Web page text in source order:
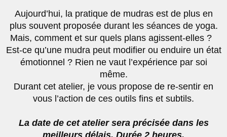
Aujourd’hui, la pratique de mudras est de plus en
plus souvent proposée durant les séances de yoga.
Mais, comment et sur quels plans agissent-elles ?
Est-ce qu’une mudra peut modifier ou enduire un état
émotionnel ? Rien ne vaut l’expérience par soi
même.
Durant cet atelier, je vous propose de re-sentir en
vous l’action de ces outils fins et subtils.
La date de cet atelier sera précisée dans les